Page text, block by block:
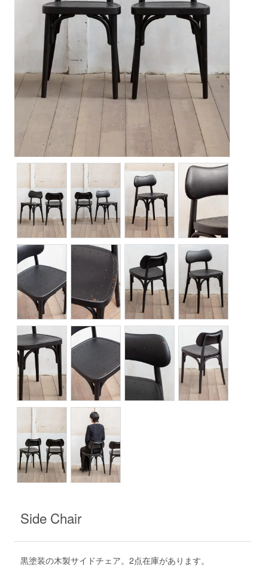
Side Chair
黒塗装の木製サイドチェア。2点在庫があります。